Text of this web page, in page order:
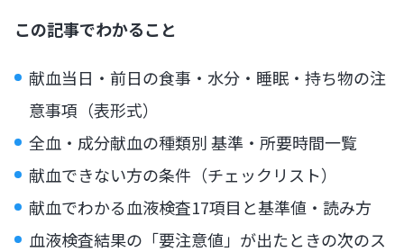
この記事でわかること
献血当日・前日の食事・水分・睡眠・持ち物の注
意事項（表形式）
全血・成分献血の種類別 基準・所要時間一覧
献血できない方の条件（チェックリスト）
献血でわかる血液検査17項目と基準値・読み方
血液検査結果の「要注意値」が出たときの次のス